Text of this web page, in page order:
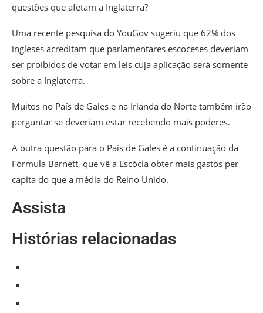
questões que afetam a Inglaterra?
Uma recente pesquisa do YouGov sugeriu que 62% dos
ingleses acreditam que parlamentares escoceses deveriam
ser proibidos de votar em leis cuja aplicação será somente
sobre a Inglaterra.
Muitos no País de Gales e na Irlanda do Norte também irão
perguntar se deveriam estar recebendo mais poderes.
A outra questão para o País de Gales é a continuação da
Fórmula Barnett, que vê a Escócia obter mais gastos per
capita do que a média do Reino Unido.
Assista
Histórias relacionadas